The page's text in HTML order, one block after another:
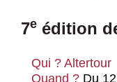
Nos idées
Se mobiliser
7e édition
Qui ? Altertour
Quand ? Du